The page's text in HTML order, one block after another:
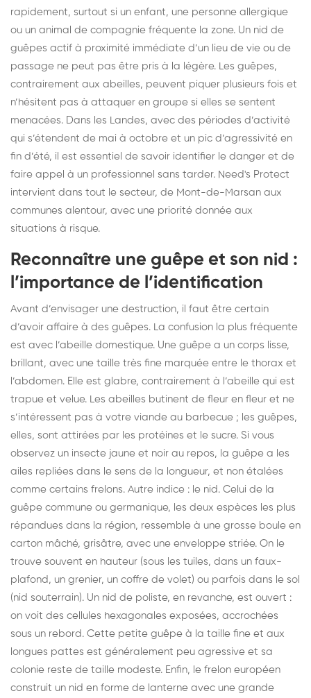
rapidement, surtout si un enfant, une personne allergique
ou un animal de compagnie fréquente la zone. Un nid de
guêpes actif à proximité immédiate d’un lieu de vie ou de
passage ne peut pas être pris à la légère. Les guêpes,
contrairement aux abeilles, peuvent piquer plusieurs fois et
n’hésitent pas à attaquer en groupe si elles se sentent
menacées. Dans les Landes, avec des périodes d’activité
qui s’étendent de mai à octobre et un pic d’agressivité en
fin d’été, il est essentiel de savoir identifier le danger et de
faire appel à un professionnel sans tarder. Need's Protect
intervient dans tout le secteur, de Mont-de-Marsan aux
communes alentour, avec une priorité donnée aux
situations à risque.
Reconnaître une guêpe et son nid :
l’importance de l’identification
Avant d’envisager une destruction, il faut être certain
d’avoir affaire à des guêpes. La confusion la plus fréquente
est avec l’abeille domestique. Une guêpe a un corps lisse,
brillant, avec une taille très fine marquée entre le thorax et
l’abdomen. Elle est glabre, contrairement à l’abeille qui est
trapue et velue. Les abeilles butinent de fleur en fleur et ne
s’intéressent pas à votre viande au barbecue ; les guêpes,
elles, sont attirées par les protéines et le sucre. Si vous
observez un insecte jaune et noir au repos, la guêpe a les
ailes repliées dans le sens de la longueur, et non étalées
comme certains frelons. Autre indice : le nid. Celui de la
guêpe commune ou germanique, les deux espèces les plus
répandues dans la région, ressemble à une grosse boule en
carton mâché, grisâtre, avec une enveloppe striée. On le
trouve souvent en hauteur (sous les tuiles, dans un faux-
plafond, un grenier, un coffre de volet) ou parfois dans le sol
(nid souterrain). Un nid de poliste, en revanche, est ouvert :
on voit des cellules hexagonales exposées, accrochées
sous un rebord. Cette petite guêpe à la taille fine et aux
longues pattes est généralement peu agressive et sa
colonie reste de taille modeste. Enfin, le frelon européen
construit un nid en forme de lanterne avec une grande